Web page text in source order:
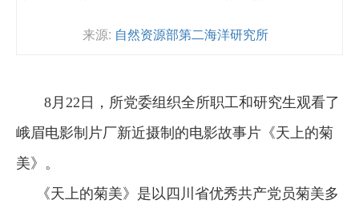
来源: 自然资源部第二海洋研究所
8月22日，所党委组织全所职工和研究生观看了
峨眉电影制片厂新近摄制的电影故事片《天上的菊
美》。
《天上的菊美》是以四川省优秀共产党员菊美多